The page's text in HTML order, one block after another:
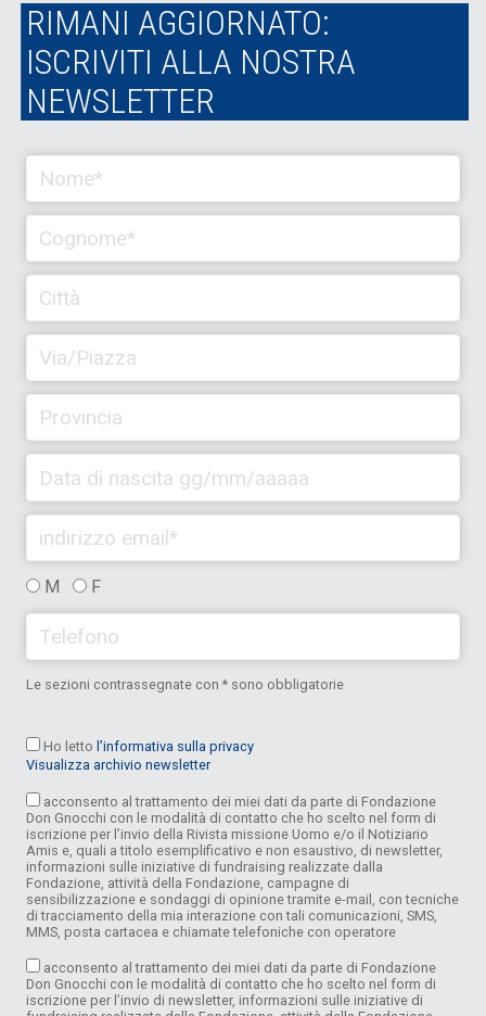
RIMANI AGGIORNATO:
ISCRIVITI ALLA NOSTRA
NEWSLETTER
M F
Le sezioni contrassegnate con * sono obbligatorie
Ho letto l’informativa sulla privacy
Visualizza archivio newsletter
acconsento al trattamento dei miei dati da parte di Fondazione
Don Gnocchi con le modalità di contatto che ho scelto nel form di
iscrizione per l’invio della Rivista missione Uomo e/o il Notiziario
Amis e, quali a titolo esemplificativo e non esaustivo, di newsletter,
informazioni sulle iniziative di fundraising realizzate dalla
Fondazione, attività della Fondazione, campagne di
sensibilizzazione e sondaggi di opinione tramite e-mail, con tecniche
di tracciamento della mia interazione con tali comunicazioni, SMS,
MMS, posta cartacea e chiamate telefoniche con operatore
acconsento al trattamento dei miei dati da parte di Fondazione
Don Gnocchi con le modalità di contatto che ho scelto nel form di
iscrizione per l’invio di newsletter, informazioni sulle iniziative di